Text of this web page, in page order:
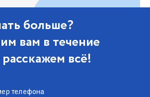
больше?
вам в течение
всё!
телефона